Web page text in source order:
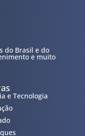
do Brasil e do
e muito
e Tecnologia